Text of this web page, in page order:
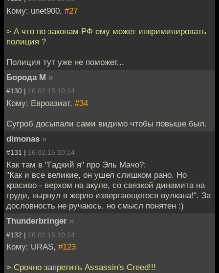
Кому: unet900, #27
> А что по законам РФ ему может инкриминировать
полиция ?
Полиция тут уже не поможет...
Борода М »
#130 | 16.02.15 10:14
Кому: Евроазиат, #34
Сугроб досыпали сами видимо чтобы повыше был.
dimonas »
#131 | 16.02.15 10:14
Как там в "Гадкий я" про Эль Мачо?:
"Как и все великие, он ушел слишком рано. Но
красиво - верхом на акуле, со связкой динамита на
груди, нырнул в жерло извергающегося вулкана!". За
дословность не ручаюсь, но смысл понятен :)
Thunderbringer »
#132 | 16.02.15 10:14
Кому: URAS, #123
> Срочно запретить Assassin's Creed!!!